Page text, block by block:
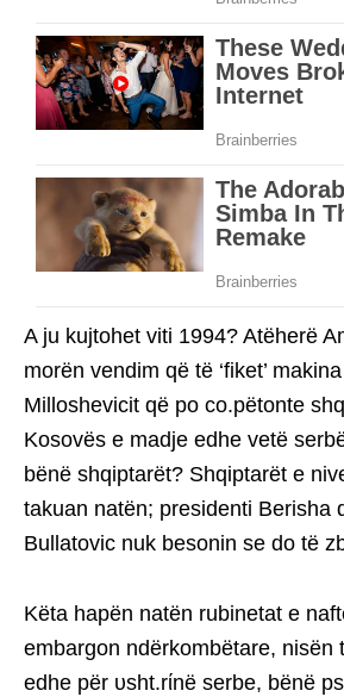
A ju kujtohet viti 1994? Atëherë
morën vendim që të ‘fiket’
Milloshevicit që po co.pëtonte
Kosovës e madje edhe vetë
bënë shqiptarët? Shqiptarët e
takuan natën; presidenti Berisha
Bullatovic nuk besonin se do të
Këta hapën natën rubinetat e
embargon ndërkombëtare, nisën
edhe për υsht.rίnë serbe, bënë